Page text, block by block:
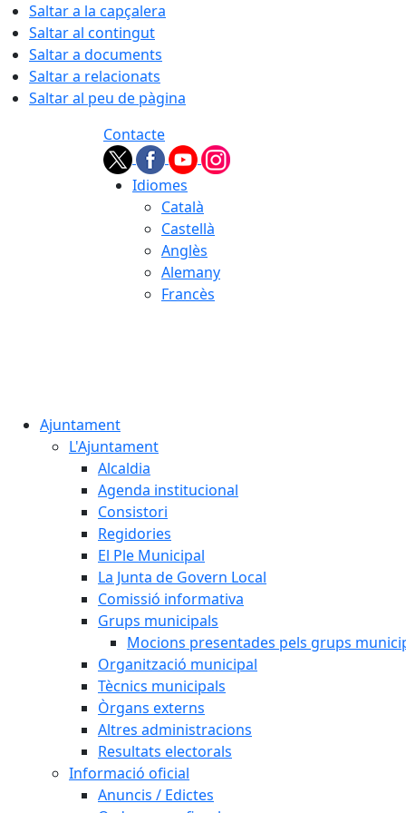
Saltar a la capçalera
Saltar al contingut
Saltar a documents
Saltar a relacionats
Saltar al peu de pàgina
Contacte
Idiomes
Català
Castellà
Anglès
Alemany
Francès
Ajuntament
L'Ajuntament
Alcaldia
Agenda institucional
Consistori
Regidories
El Ple Municipal
La Junta de Govern Local
Comissió informativa
Grups municipals
Mocions presentades pels grups
Organització municipal
Tècnics municipals
Òrgans externs
Altres administracions
Resultats electorals
Informació oficial
Anuncis / Edictes